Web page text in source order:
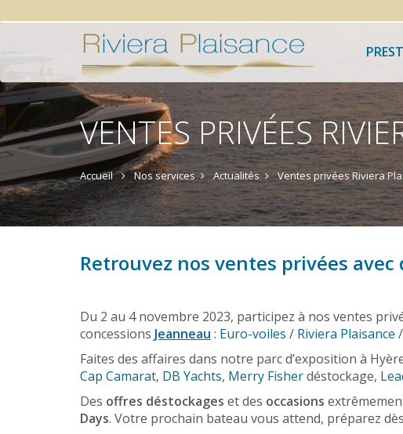
VENTES PRIVÉES
Accueil Nos services Actualités Ventes privées Riviera
Retrouvez nos ventes privées avec
Du 2 au 4 novembre 2023, participez à nos ventes
concessions Jeanneau : Euro-voiles / Riviera Plaisance /
Faites des affaires dans notre parc d’exposition à
Cap Camarat, DB Yachts, Merry Fisherdéstockage,
Des offres déstockages et des occasions
Days. Votre prochain bateau vous attend, préparez